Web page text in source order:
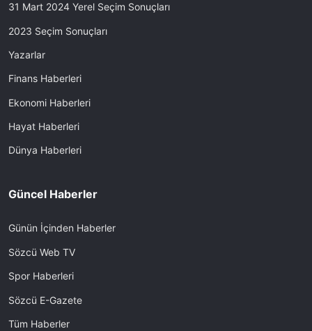
31 Mart 2024 Yerel Seçim Sonuçları
2023 Seçim Sonuçları
Yazarlar
Finans Haberleri
Ekonomi Haberleri
Hayat Haberleri
Dünya Haberleri
Güncel Haberler
Günün İçinden Haberler
Sözcü Web TV
Spor Haberleri
Sözcü E-Gazete
Tüm Haberler